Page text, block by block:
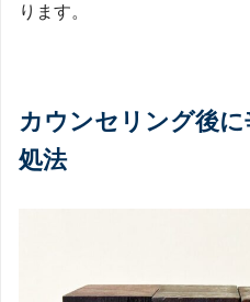
ります。
カウンセリング後
処法